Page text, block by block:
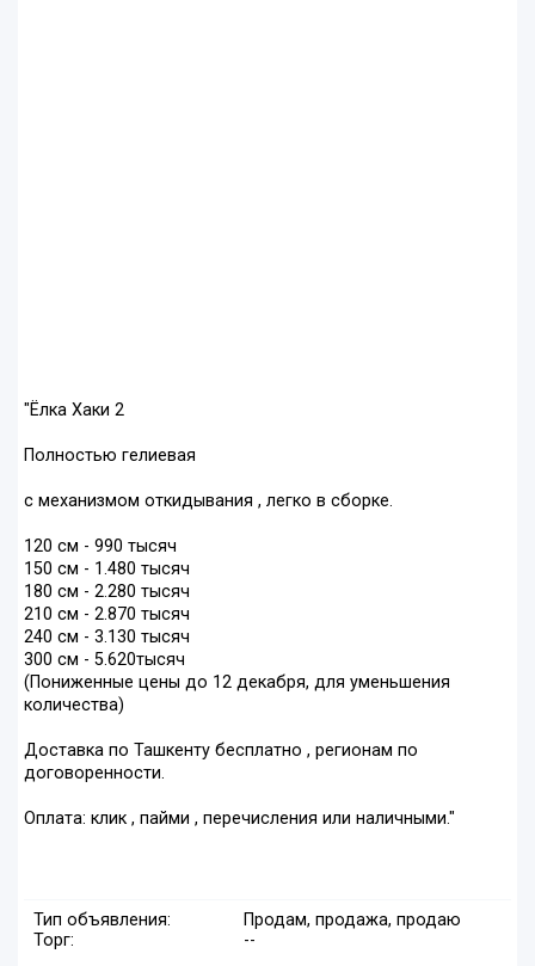
"Ёлка Хаки 2
Полностью гелиевая
с механизмом откидывания , легко в сборке.
120 см - 990 тысяч
150 см - 1.480 тысяч
180 см - 2.280 тысяч
210 см - 2.870 тысяч
240 см - 3.130 тысяч
300 см - 5.620тысяч
(Пониженные цены до 12 декабря, для уменьшения
количества)
Доставка по Ташкенту бесплатно , регионам по
договоренности.
Оплата: клик , пайми , перечисления или наличными."
Тип объявления:
Продам, продажа, продаю
Торг:
--